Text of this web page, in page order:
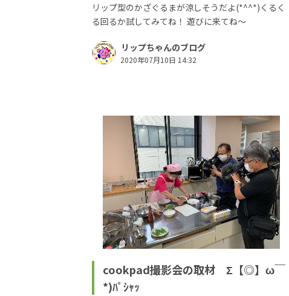
リップ型のかざぐるまが涼しそうだよ(*^^*)くるく
る回るか試してみてね！ 遊びに来てね～
リップちゃんのブログ
2020年07月10日 14:32
cookpad撮影会の取材 Σ【◎】ω￣
*)ﾊﾟｼｬｯ